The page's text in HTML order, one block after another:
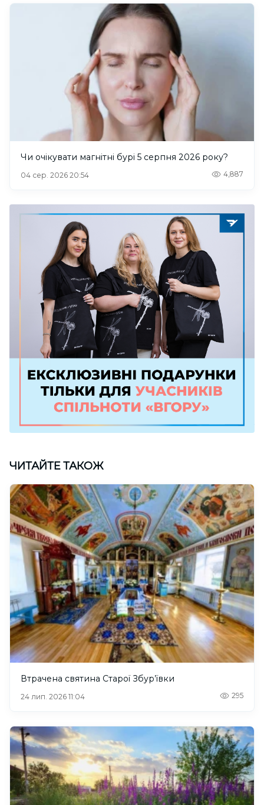
Чи очікувати магнітні бурі 5 серпня 2026 року?
04 сер. 2026 20:54 4,887
ЧИТАЙТЕ ТАКОЖ
Втрачена святина Старої Збур’ївки
24 лип. 2026 11:04 295